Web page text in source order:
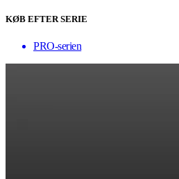
KØB EFTER SERIE
PRO-serien